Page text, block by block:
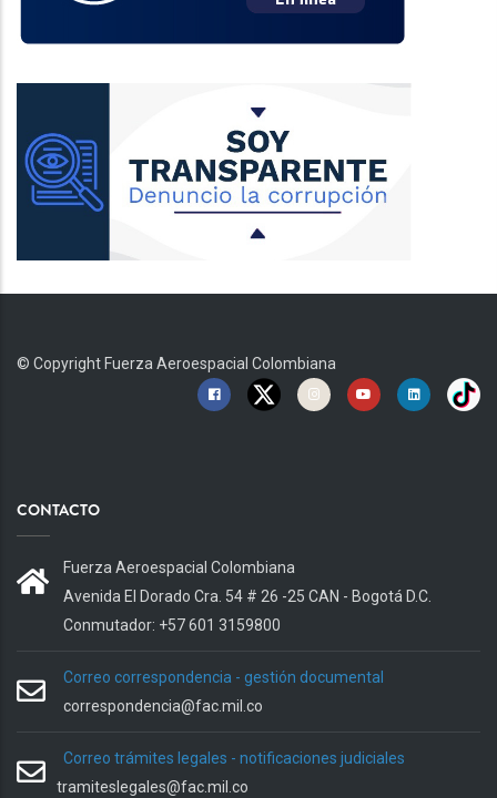
© Copyright Fuerza Aeroespacial Colombiana
CONTACTO
Fuerza Aeroespacial Colombiana
Avenida El Dorado Cra. 54 # 26 -25 CAN - Bogotá D.C.
Conmutador: +57 601 3159800
Correo correspondencia - gestión documental
correspondencia@fac.mil.co
Correo trámites legales - notificaciones judiciales
tramiteslegales@fac.mil.co